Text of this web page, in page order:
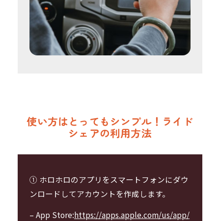
使い方はとってもシンプル！ライド
シェアの利用方法
① ホロホロのアプリをスマートフォンにダウ
ンロードしてアカウントを作成します。
– App Store:https://apps.apple.com/us/app/